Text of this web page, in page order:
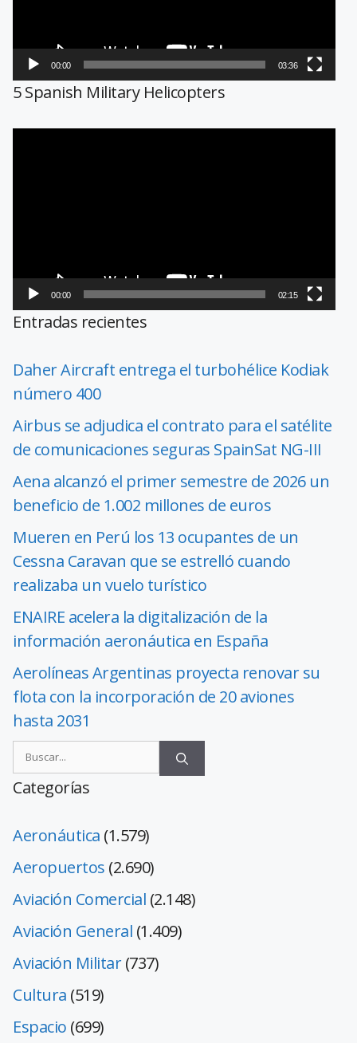
00:00 03:36
5 Spanish Military Helicopters
00:00 02:15
Entradas recientes
Daher Aircraft entrega el turbohélice Kodiak
número 400
Airbus se adjudica el contrato para el satélite
de comunicaciones seguras SpainSat NG-III
Aena alcanzó el primer semestre de 2026 un
beneficio de 1.002 millones de euros
Mueren en Perú los 13 ocupantes de un
Cessna Caravan que se estrelló cuando
realizaba un vuelo turístico
ENAIRE acelera la digitalización de la
información aeronáutica en España
Aerolíneas Argentinas proyecta renovar su
flota con la incorporación de 20 aviones
hasta 2031
Categorías
Aeronáutica (1.579)
Aeropuertos (2.690)
Aviación Comercial (2.148)
Aviación General (1.409)
Aviación Militar(737)
Cultura (519)
Espacio (699)